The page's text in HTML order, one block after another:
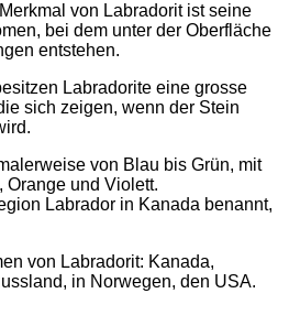
von Labradorit ist seine
bei dem unter der Oberfläche
entstehen.
Labradorite eine grosse
sich zeigen, wenn der Stein
von Blau bis Grün, mit
Orange und Violett.
Labrador in Kanada benannt,
von Labradorit: Kanada,
in Norwegen, den USA.